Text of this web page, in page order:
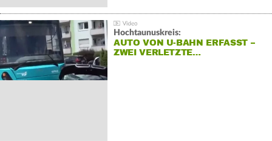
Hochtaunuskreis:
AUTO VON U-BAHN ERFASST –
ZWEI VERLETZTE…